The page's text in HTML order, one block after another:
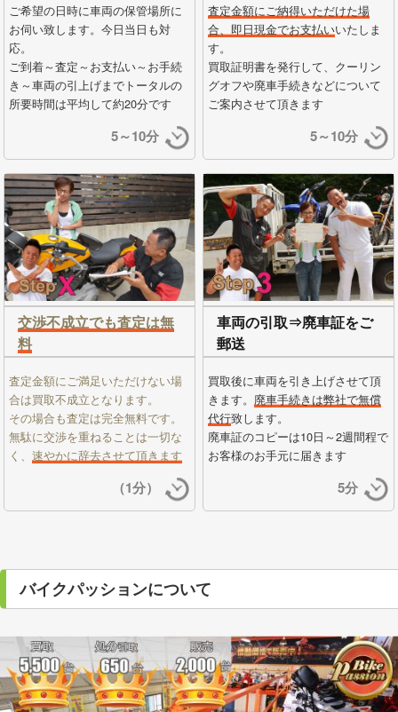
ご希望の日時に車両の保管場所に
お伺い致します。今日当日も対
応。
ご到着～査定～お支払い～お手続
き～車両の引上げまでトータルの
所要時間は平均して約20分です
5～10分
査定金額にご納得いただけた場
合、即日現金でお支払いいたしま
す。
買取証明書を発行して、クーリン
グオフや廃車手続きなどについて
ご案内させて頂きます
5～10分
交渉不成立でも査定は無
料
査定金額にご満足いただけない場
合は買取不成立となります。
その場合も査定は完全無料です。
無駄に交渉を重ねることは一切な
く、速やかに辞去させて頂きます
（1分）
車両の引取⇒廃車証をご
郵送
買取後に車両を引き上げさせて頂
きます。 廃車手続きは弊社で無償
代行致します。
廃車証のコピーは10日～2週間程で
お客様のお手元に届きます
5分
バイクパッションについて